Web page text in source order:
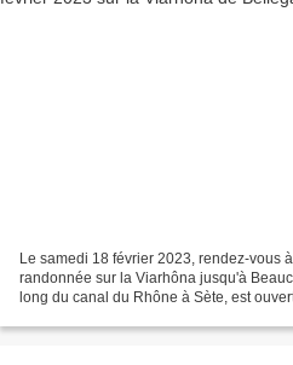
Le samedi 18 février 2023, rendez-vous
randonnée sur la Viarhôna jusqu'à
long du canal du Rhône à Sète, est